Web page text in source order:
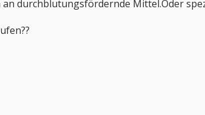
durchblutungsfördernde Mittel.Oder